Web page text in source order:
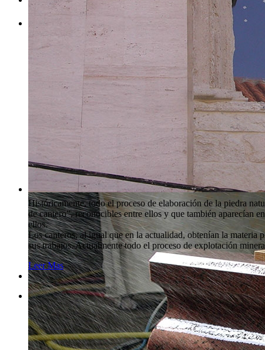
Históricamente, todo el proceso de elaboración de la piedra
de cantero”, reconocibles entre ellos y que también aparecían
ellos.
Los canteros, al igual que en la actualidad, obtenían la materia
sus trabajos. Actualmente todo el proceso de explotación
Leer Mas